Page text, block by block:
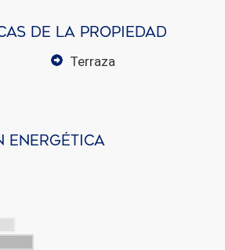
de la propiedad
terraza
energética